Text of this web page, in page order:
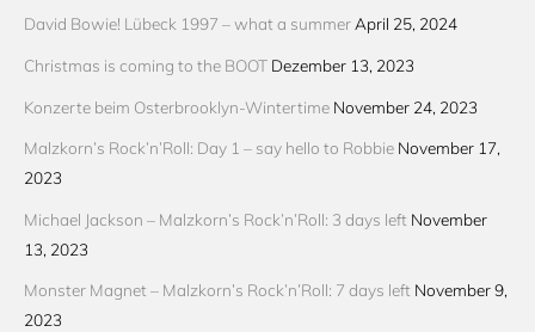
David Bowie! Lübeck 1997 – what a summerApril 25, 2024
Christmas is coming to the BOOT Dezember 13, 2023
Konzerte beim Osterbrooklyn-Wintertime November 24, 2023
Malzkorn’s Rock’n’Roll: Day 1 – say hello to Robbie November 17,
2023
Michael Jackson – Malzkorn’s Rock’n’Roll: 3 days left November
13, 2023
Monster Magnet – Malzkorn’s Rock’n’Roll: 7 days left November 9,
2023